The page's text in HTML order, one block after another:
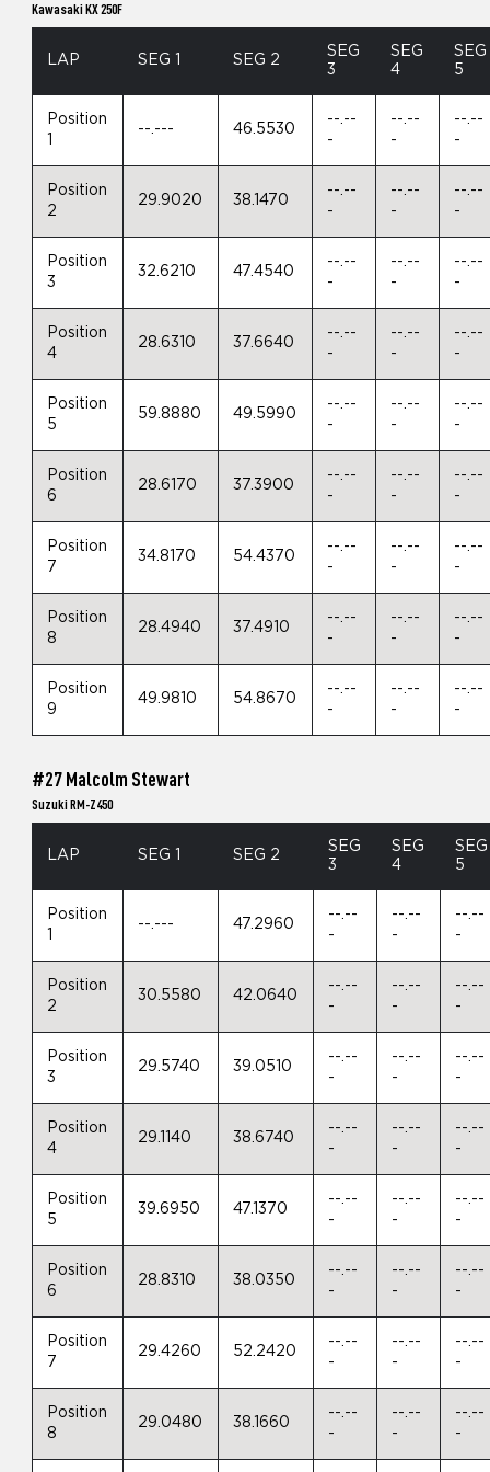
Kawasaki KX 250F
LAP SEG 1 SEG 2
SEG
3
SEG
4
SEG
5
Position
--.--- 46.5530
--.--
-
--.--
-
--.--
-
Position
2
29.9020 38.1470
--.--
-
--.--
-
--.--
-
Position
3
32.6210 47.4540
--.--
-
--.--
-
--.--
-
Position
4
28.6310 37.6640
--.--
-
--.--
-
--.--
-
Position
5
59.8880 49.5990
--.--
-
--.--
-
--.--
-
Position
6
28.6170 37.3900
--.--
-
--.--
-
--.--
-
Position
7
34.8170 54.4370
--.--
-
--.--
-
--.--
-
Position
8
28.4940 37.4910
--.--
-
--.--
-
--.--
-
Position
9
49.9810 54.8670
--.--
-
--.--
-
--.--
-
#27 Malcolm Stewart
Suzuki RM-Z450
LAP SEG 1 SEG 2
SEG
3
SEG
4
SEG
5
Position
1
--.--- 47.2960
--.--
-
--.--
-
--.--
-
Position
2
30.5580 42.0640
--.--
-
--.--
-
--.--
-
Position
3
29.5740 39.0510
--.--
-
--.--
-
--.--
-
Position
4
29.1140 38.6740
--.--
-
--.--
-
--.--
-
Position
5
39.6950 47.1370
--.--
-
--.--
-
--.--
-
Position
6
28.8310 38.0350
--.--
-
--.--
-
--.--
-
Position
7
29.4260 52.2420
--.--
-
--.--
-
--.--
-
Position
8
29.0480 38.1660
--.--
-
--.--
-
--.--
-